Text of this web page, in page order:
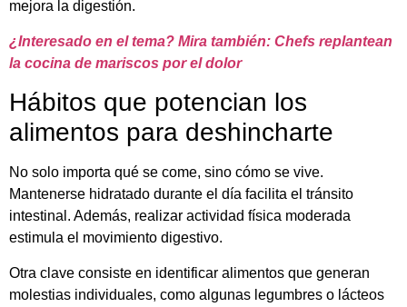
mejora la digestión.
¿Interesado en el tema? Mira también: Chefs replantean
la cocina de mariscos por el dolor
Hábitos que potencian los
alimentos para deshincharte
No solo importa qué se come, sino cómo se vive.
Mantenerse hidratado durante el día facilita el tránsito
intestinal. Además, realizar actividad física moderada
estimula el movimiento digestivo.
Otra clave consiste en identificar alimentos que generan
molestias individuales, como algunas legumbres o lácteos